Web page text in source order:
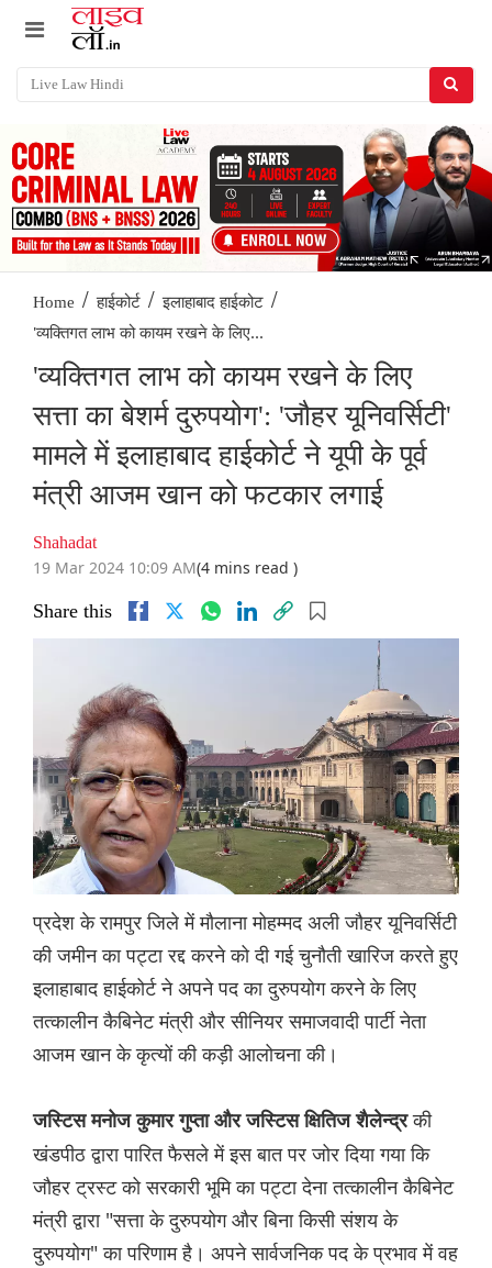
Home / हाईकोर्ट / इलाहाबाद हाईकोट /
'व्यक्तिगत लाभ को कायम रखने के लिए...
'व्यक्तिगत लाभ को कायम रखने के लिए
सत्ता का बेशर्म दुरुपयोग': 'जौहर यूनिवर्सिटी'
मामले में इलाहाबाद हाईकोर्ट ने यूपी के पूर्व
मंत्री आजम खान को फटकार लगाई
Shahadat
19 Mar 2024 10:09 AM(4 mins read )
Share this
प्रदेश के रामपुर जिले में मौलाना मोहम्मद अली जौहर यूनिवर्सिटी
की जमीन का पट्टा रद्द करने को दी गई चुनौती खारिज करते हुए
इलाहाबाद हाईकोर्ट ने अपने पद का दुरुपयोग करने के लिए
तत्कालीन कैबिनेट मंत्री और सीनियर समाजवादी पार्टी नेता
आजम खान के कृत्यों की कड़ी आलोचना की।
जस्टिस मनोज कुमार गुप्ता और जस्टिस क्षितिज शैलेन्द्रकी
खंडपीठ द्वारा पारित फैसले में इस बात पर जोर दिया गया कि
जौहर ट्रस्ट को सरकारी भूमि का पट्टा देना तत्कालीन कैबिनेट
मंत्री द्वारा "सत्ता के दुरुपयोग और बिना किसी संशय के
दुरुपयोग" का परिणाम है। अपने सार्वजनिक पद के प्रभाव में वह